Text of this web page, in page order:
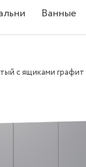
Ванные
с ящиками графит